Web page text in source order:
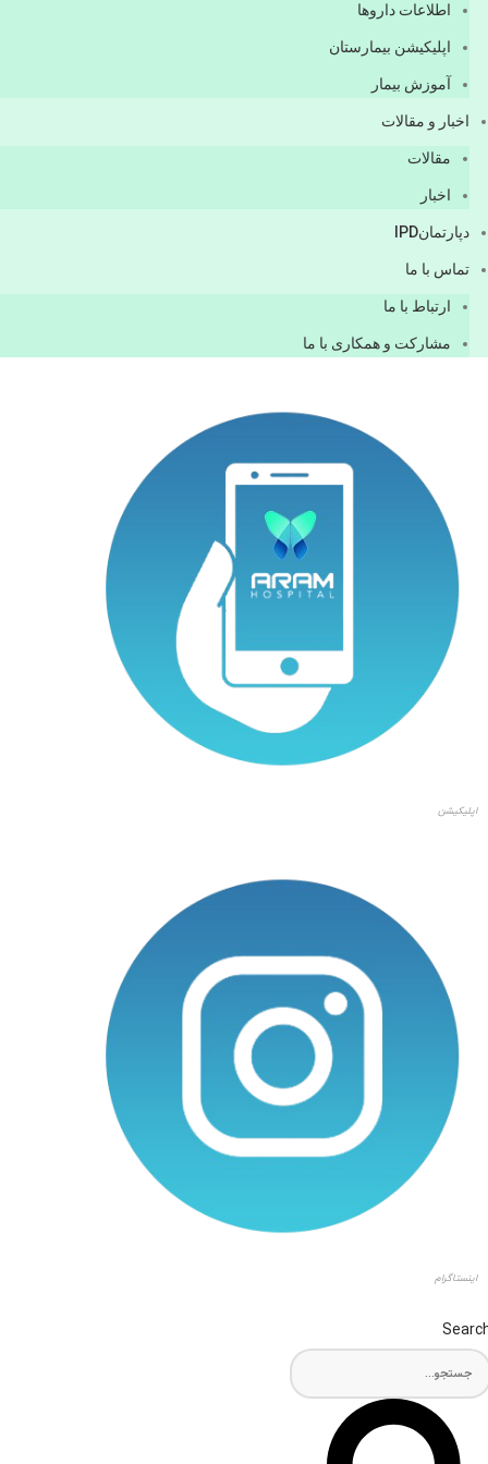
اطلاعات دارو‌ها
اپليكيشن بيمارستان
آموزش بیمار
اخبار و مقالات
مقالات
اخبار
دپارتمانIPD
تماس با ما
ارتباط با ما
مشاركت و همكاری با ما
اپلیکیشن
اینستاگرام